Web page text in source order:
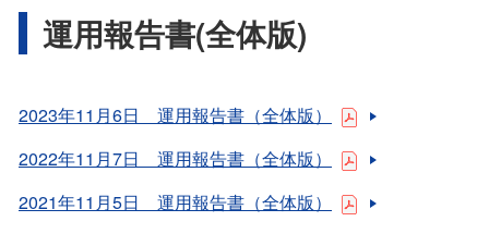
運用報告書(全体版)
2023年11月6日 運用報告書（全体版）
2022年11月7日 運用報告書（全体版）
2021年11月5日 運用報告書（全体版）